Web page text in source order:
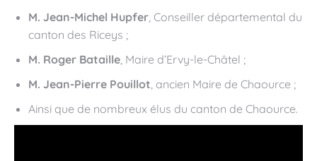
M. Jean-Michel Hupfer, Conseiller départemental du
canton des Riceys ;
M. Roger Bataille, Maire d’Ervy-le-Châtel ;
M. Jean-Pierre Pouillot, ancien Maire de Chaource ;
Ainsi que de nombreux élus du canton de Chaource.